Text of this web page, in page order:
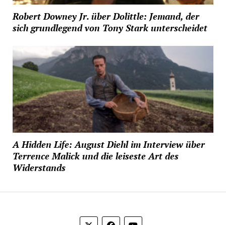
Robert Downey Jr. über Dolittle: Jemand, der
sich grundlegend von Tony Stark unterscheidet
A Hidden Life: August Diehl im Interview über
Terrence Malick und die leiseste Art des
Widerstands